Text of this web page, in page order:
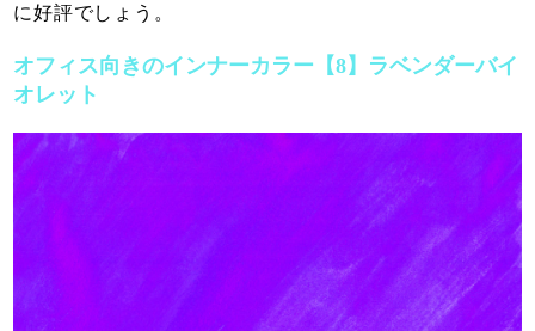
に好評でしょう。
オフィス向きのインナーカラー【8】ラベンダーバイ
オレット